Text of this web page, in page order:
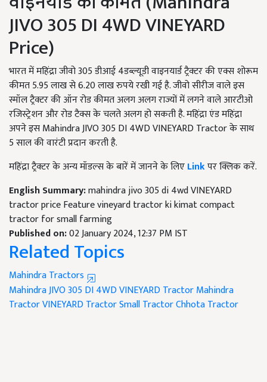
JIVO 305 DI 4WD VINEYARD
Price)
भारत में महिंद्रा जीवो 305 डीआई 4डब्ल्यूडी वाइनयार्ड ट्रैक्टर की एक्स शोरूम
कीमत 5.95 लाख से 6.20 लाख रुपये रखी गई है. जीवो सीरीज वाले इस
स्मॉल ट्रैक्टर की ऑन रोड कीमत अलग अलग राज्यों में लगने वाले आरटीओ
रजिस्ट्रेशन और रोड टैक्स के चलते अलग हो सकती है. महिंद्रा एंड महिंद्रा
अपने इस Mahindra JIVO 305 DI 4WD VINEYARD Tractor के साथ
5 साल की वारंटी प्रदान करती है.
महिंद्रा ट्रैक्टर के अन्य मॉडल्स के बारें में जानने के लिएLinkपर क्लिक करें.
English Summary:mahindra jivo 305 di 4wd VINEYARD
tractor price Feature vineyard tractor ki kimat compact
tractor for small farming
Published on:02 January 2024, 12:37 PM IST
Related Topics
Mahindra Tractors
Mahindra JIVO 305 DI 4WD VINEYARD TractorMahindra
TractorVINEYARD TractorSmall TractorChhota Tractor